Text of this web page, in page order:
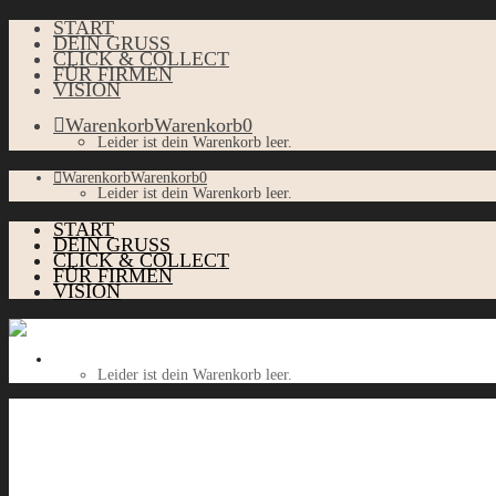
START
DEIN GRUSS
CLICK & COLLECT
FÜR FIRMEN
VISION
WarenkorbWarenkorb0
Leider ist dein Warenkorb leer.
WarenkorbWarenkorb0
Leider ist dein Warenkorb leer.
START
DEIN GRUSS
CLICK & COLLECT
FÜR FIRMEN
VISION
Leider ist dein Warenkorb leer.